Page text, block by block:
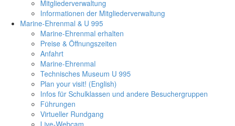
Mitgliederverwaltung
Informationen der Mitgliederverwaltung
Marine-Ehrenmal & U 995
Marine-Ehrenmal erhalten
Preise & Öffnungszeiten
Anfahrt
Marine-Ehrenmal
Technisches Museum U 995
Plan your visit! (English)
Infos für Schulklassen und andere Besuchergruppen
Führungen
Virtueller Rundgang